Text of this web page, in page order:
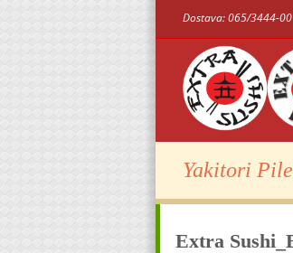
Dostava: 065/3444-
Yakitori
Extra